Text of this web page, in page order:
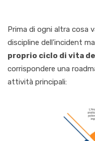
Prima di ogni altra cosa
discipline dell'incident
proprio ciclo di vita
corrispondere una
attività principali: